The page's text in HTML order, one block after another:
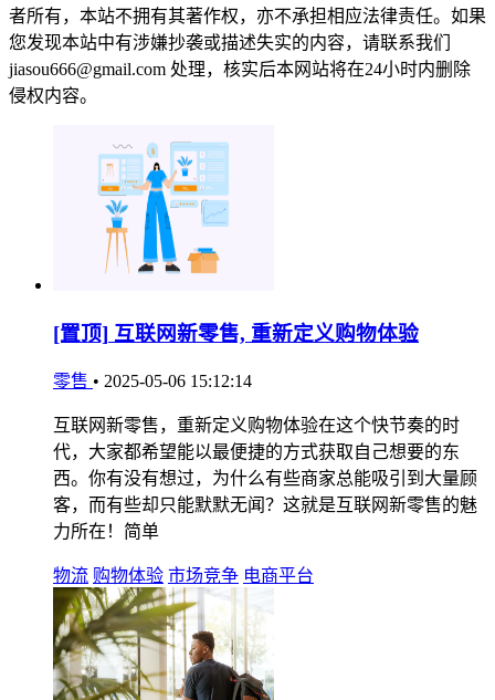
者所有，本站不拥有其著作权，亦不承担相应法律责任。如果
您发现本站中有涉嫌抄袭或描述失实的内容，请联系我们
jiasou666@gmail.com 处理，核实后本网站将在24小时内删除
侵权内容。
[置顶] 互联网新零售, 重新定义购物体验
零售 • 2025-05-06 15:12:14
互联网新零售，重新定义购物体验在这个快节奏的时
代，大家都希望能以最便捷的方式获取自己想要的东
西。你有没有想过，为什么有些商家总能吸引到大量顾
客，而有些却只能默默无闻？这就是互联网新零售的魅
力所在！简单
物流 购物体验 市场竞争 电商平台